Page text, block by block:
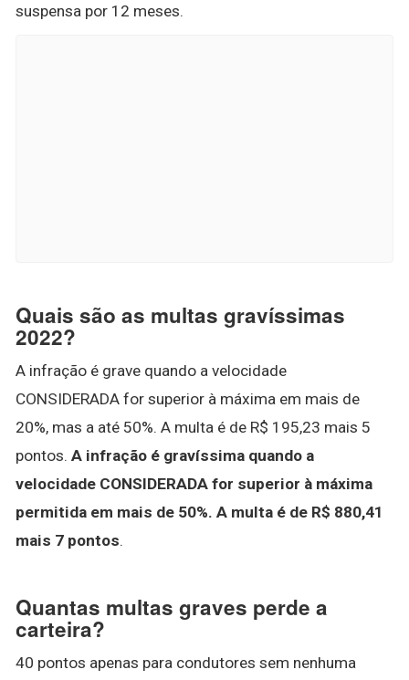
suspensa por 12 meses.
Quais são as multas gravíssimas
2022?
A infração é grave quando a velocidade
CONSIDERADA for superior à máxima em mais de
20%, mas a até 50%. A multa é de R$ 195,23 mais 5
pontos. A infração é gravíssima quando a
velocidade CONSIDERADA for superior à máxima
permitida em mais de 50%. A multa é de R$ 880,41
mais 7 pontos.
Quantas multas graves perde a
carteira?
40 pontos apenas para condutores sem nenhuma